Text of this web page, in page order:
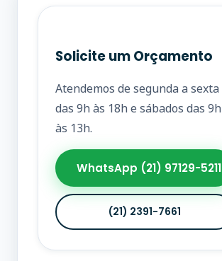
Solicite um Orçamento
Atendemos de segunda a sexta
das 9h às 18h e sábados das 9h
às 13h.
WhatsApp (21) 97129-5211
(21) 2391-7661